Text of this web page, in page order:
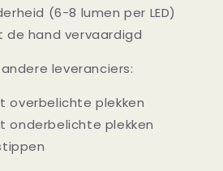
(6-8 lumen per LED)
de hand vervaardigd
leveranciers:
overbelichte plekken
onderbelichte plekken